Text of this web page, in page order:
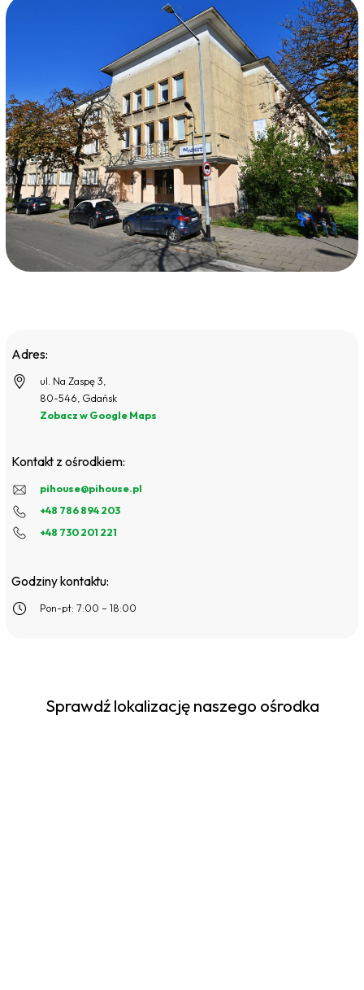
Adres:
ul. Na Zaspę 3,
80-546, Gdańsk
Zobacz w Google Maps
Kontakt z ośrodkiem:
pihouse@pihouse.pl
+48 786 894 203
+48 730 201 221
Godziny kontaktu:
Pon-pt: 7:00 – 18:00
Sprawdź lokalizację naszego ośrodka